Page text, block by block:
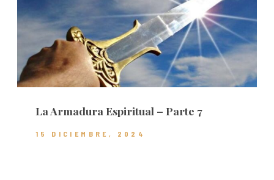
La Armadura Espiritual – Parte 7
15 DICIEMBRE, 2024